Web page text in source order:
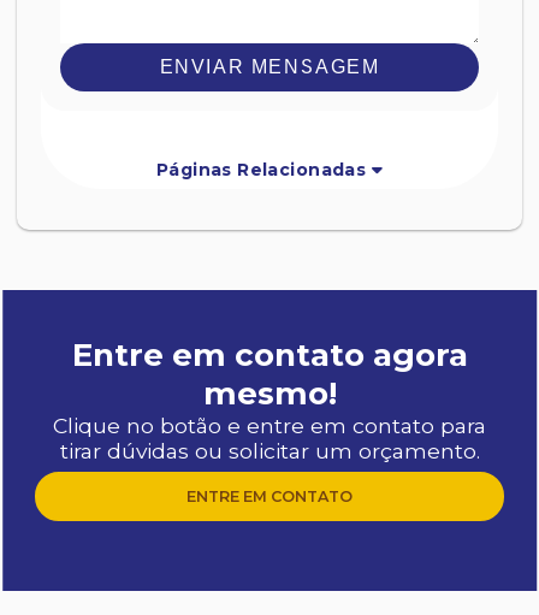
ENVIAR MENSAGEM
Páginas Relacionadas
Entre em contato agora
mesmo!
Clique no botão e entre em contato para
tirar dúvidas ou solicitar um orçamento.
ENTRE EM CONTATO